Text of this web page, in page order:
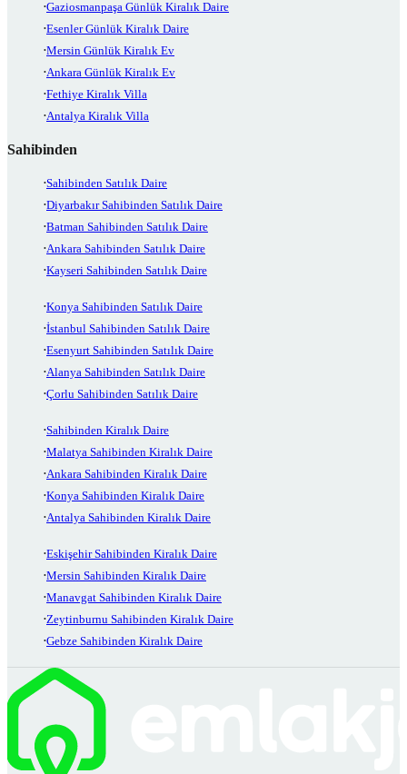
Gaziosmanpaşa Günlük Kiralık Daire
Esenler Günlük Kiralık Daire
Mersin Günlük Kiralık Ev
Ankara Günlük Kiralık Ev
Fethiye Kiralık Villa
Antalya Kiralık Villa
Sahibinden
Sahibinden Satılık Daire
Diyarbakır Sahibinden Satılık Daire
Batman Sahibinden Satılık Daire
Ankara Sahibinden Satılık Daire
Kayseri Sahibinden Satılık Daire
Konya Sahibinden Satılık Daire
İstanbul Sahibinden Satılık Daire
Esenyurt Sahibinden Satılık Daire
Alanya Sahibinden Satılık Daire
Çorlu Sahibinden Satılık Daire
Sahibinden Kiralık Daire
Malatya Sahibinden Kiralık Daire
Ankara Sahibinden Kiralık Daire
Konya Sahibinden Kiralık Daire
Antalya Sahibinden Kiralık Daire
Eskişehir Sahibinden Kiralık Daire
Mersin Sahibinden Kiralık Daire
Manavgat Sahibinden Kiralık Daire
Zeytinburnu Sahibinden Kiralık Daire
Gebze Sahibinden Kiralık Daire